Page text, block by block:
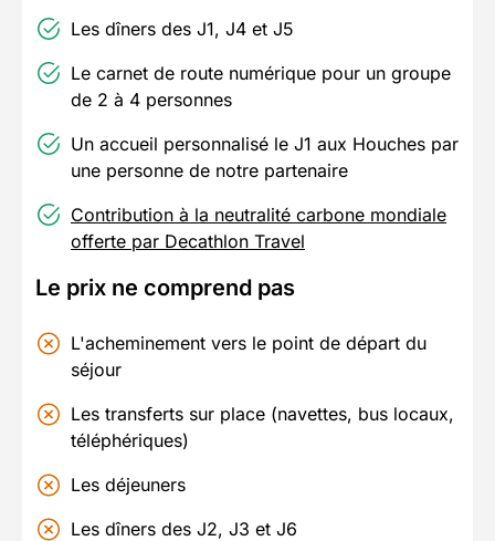
Les dîners des J1, J4 et J5
Le carnet de route numérique pour un groupe
de 2 à 4 personnes
Un accueil personnalisé le J1 aux Houches par
une personne de notre partenaire
Contribution à la neutralité carbone mondiale
offerte par Decathlon Travel
Le prix ne comprend pas
L'acheminement vers le point de départ du
séjour
Les transferts sur place (navettes, bus locaux,
téléphériques)
Les déjeuners
Les dîners des J2, J3 et J6